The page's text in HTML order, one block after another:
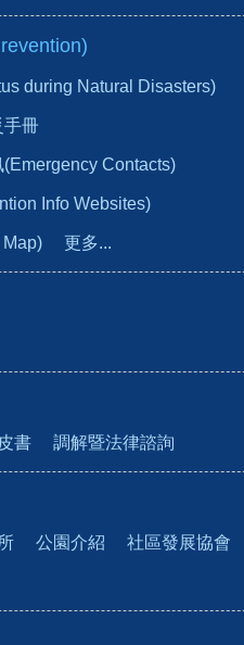
during Natural Disasters)
手冊
Contacts)
Info Websites)
更多...
書 調解暨法律諮詢
公園介紹 社區發展協會